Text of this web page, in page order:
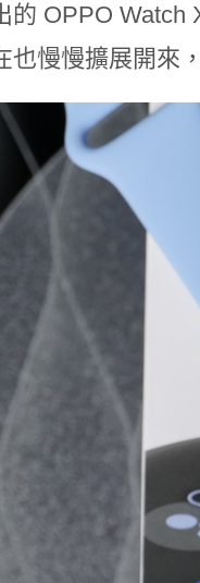
的 OPPO Watch
也慢慢擴展開來